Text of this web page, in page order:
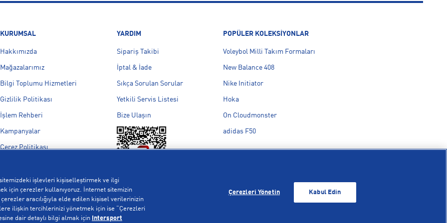
KURUMSAL
Hakkımızda
Mağazalarımız
Bilgi Toplumu Hizmetleri
Gizlilik Politikası
İşlem Rehberi
Kampanyalar
Çerez Politikası
Çerez Ayarları
YARDIM
Sipariş Takibi
İptal & İade
Sıkça Sorulan Sorular
Yetkili Servis Listesi
Bize Ulaşın
POPÜLER KOLEKSİYONLAR
Voleybol Milli Takım Formaları
New Balance 408
Nike Initiator
Hoka
On Cloudmonster
adidas F50
işlevleri kişiselleştirmek ve ilgi
için çerezler kullanıyoruz. İnternet sitemizin
aracılığıyla elde edilen kişisel verilerinizin
ilişkin tercihlerinizi yönetmek için ise “Çerezleri
dair detaylı bilgi almak için
Intersport
Çerezleri Yönetin Kabul Edin